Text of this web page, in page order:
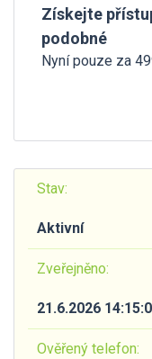
Získejte
podobné
Nyní pouze za
Stav:
Aktivní
Zveřejněno:
21.6.2026
Ověřený telefon: